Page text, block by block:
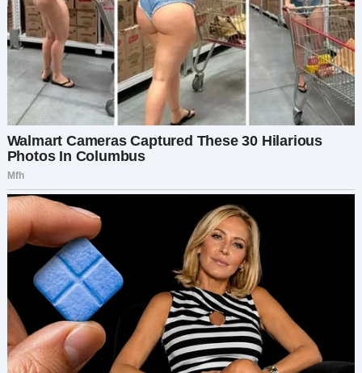
Я повернулась к нему, спокойная, как всегда:
— Милый, никогда не трогай женскую кухню.
Tools